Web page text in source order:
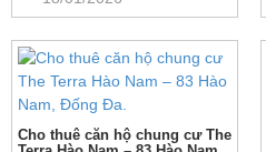
Cho thuê căn hộ chung cư The